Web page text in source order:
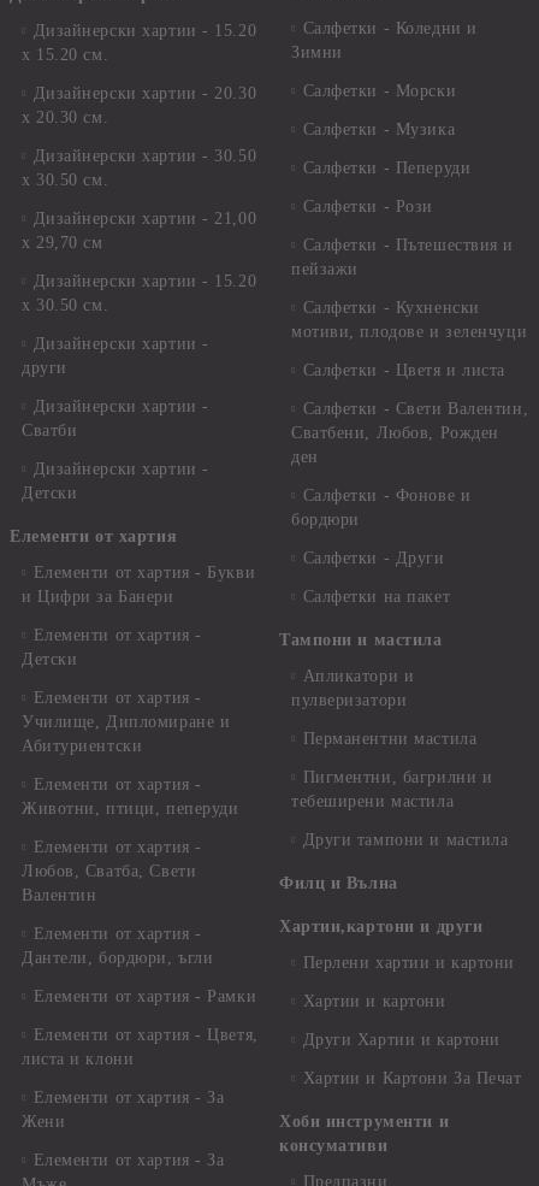
Дизайнерски хартии - 15.20
х 15.20 см.
Дизайнерски хартии - 20.30
х 20.30 см.
Дизайнерски хартии - 30.50
х 30.50 см.
Дизайнерски хартии - 21,00
х 29,70 см
Дизайнерски хартии - 15.20
x 30.50 см.
Дизайнерски хартии -
други
Дизайнерски хартии -
Сватби
Дизайнерски хартии -
Детски
Елементи от хартия
Елементи от хартия - Букви
и Цифри за Банери
Елементи от хартия -
Детски
Елементи от хартия -
Училище, Дипломиране и
Абитуриентски
Елементи от хартия -
Животни, птици, пеперуди
Елементи от хартия -
Любов, Сватба, Свети
Валентин
Елементи от хартия -
Дантели, бордюри, ъгли
Елементи от хартия - Рамки
Елементи от хартия - Цветя,
листа и клони
Елементи от хартия - За
Жени
Елементи от хартия - За
Салфетки - Коледни и
Зимни
Салфетки - Морски
Салфетки - Музика
Салфетки - Пеперуди
Салфетки - Рози
Салфетки - Пътешествия и
пейзажи
Салфетки - Кухненски
мотиви, плодове и зеленчуци
Салфетки - Цветя и листа
Салфетки - Свети Валентин,
Сватбени, Любов, Рожден
ден
Салфетки - Фонове и
бордюри
Салфетки - Други
Салфетки на пакет
Тампони и мастила
Апликатори и
пулверизатори
Перманентни мастила
Пигментни, багрилни и
тебеширени мастила
Други тампони и мастила
Филц и Вълна
Хартии,картони и други
Перлени хартии и картони
Хартии и картони
Други Хартии и картони
Хартии и Картони За Печат
Хоби инструменти и
консумативи
Предпазни